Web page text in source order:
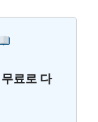
료로 다